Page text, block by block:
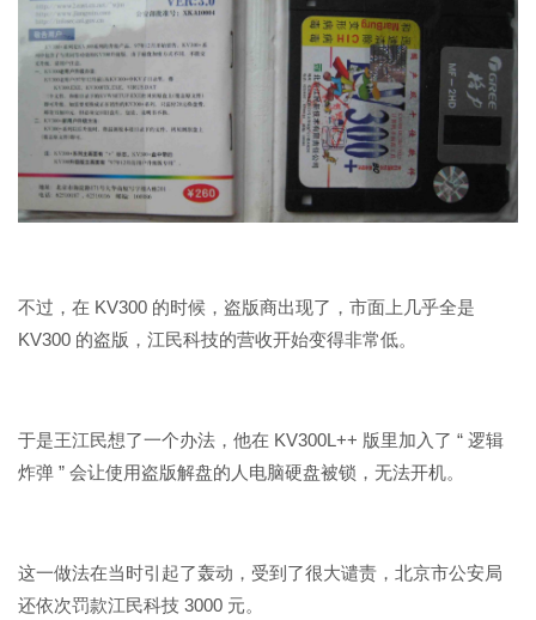
不过，在 KV300 的时候，盗版商出现了，市面上几乎全是
KV300 的盗版，江民科技的营收开始变得非常低。
于是王江民想了一个办法，他在 KV300L++ 版里加入了 “ 逻辑
炸弹 ” 会让使用盗版解盘的人电脑硬盘被锁，无法开机。
这一做法在当时引起了轰动，受到了很大谴责，北京市公安局
还依次罚款江民科技 3000 元。